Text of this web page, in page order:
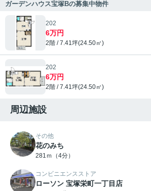
ガーデンハウス宝塚Bの募集中物件
202
6万円
2階 / 7.41坪(24.50㎡)
202
6万円
2階 / 7.41坪(24.50㎡)
周辺施設
その他
花のみち
281ｍ（4分）
コンビニエンスストア
ローソン 宝塚栄町一丁目店